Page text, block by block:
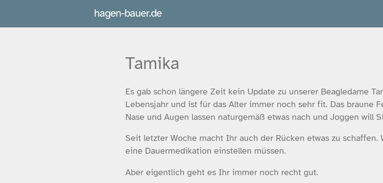
hagen-bauer.de
Tamika
Es gab schon längere Zeit kein Update zu unserer Beagledame
Lebensjahr und ist für das Alter immer noch sehr fit. Das braune
Nase und Augen lassen naturgemäß etwas nach und Joggen will
Seit letzter Woche macht Ihr auch der Rücken etwas zu schaffen.
eine Dauermedikation einstellen müssen.
Aber eigentlich geht es Ihr immer noch recht gut.